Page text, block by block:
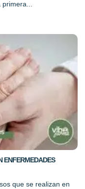
primera...
ENFERMEDADES
que se realizan en